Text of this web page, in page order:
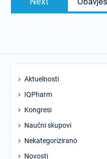
post:
Aktuelnosti
IQPharm
Kongresi
Naučni skupovi
Nekategorizirano
Novosti